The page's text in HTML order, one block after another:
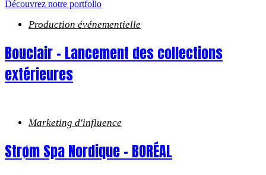
Découvrez notre portfolio
Production événementielle
Bouclair – Lancement des collections
extérieures
Marketing d'influence
Strøm Spa Nordique – BORÉAL